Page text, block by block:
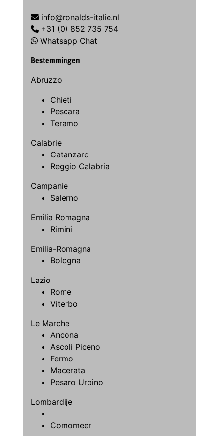
info@ronalds-italie.nl
+31 (0) 852 735 754
Whatsapp Chat
Bestemmingen
Abruzzo
Chieti
Pescara
Teramo
Calabrie
Catanzaro
Reggio Calabria
Campanie
Salerno
Emilia Romagna
Rimini
Emilia-Romagna
Bologna
Lazio
Rome
Viterbo
Le Marche
Ancona
Ascoli Piceno
Fermo
Macerata
Pesaro Urbino
Lombardije
Comomeer